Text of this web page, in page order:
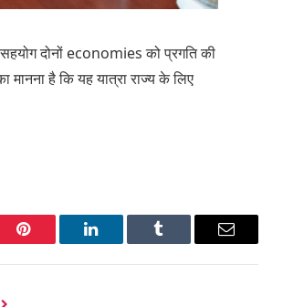
दोनों economies को प्रगति की
है कि यह यात्रा राज्य के लिए
Pinterest LinkedIn Tumblr Email